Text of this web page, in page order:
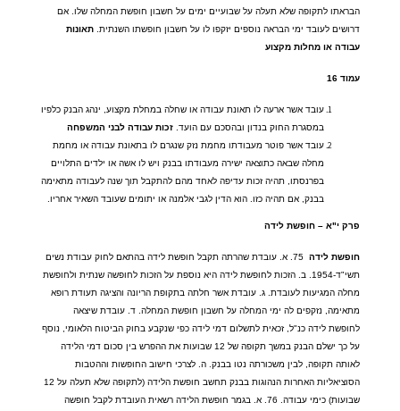
הבראתו לתקופה שלא תעלה על שבועיים ימים על חשבון חופשת המחלה שלו אם
דרושים לעובד ימי הבראה נוספים יזקפו לו על חשבון חופשתו השנתית תאונות
עבודה או מחלות מקצוע
עמוד
עובד אשר ארעה לו תאונת עבודה או שחלה במחלת מקצוע
ינהג הבנק כלפיו
במסגרת החוק בנדון ובהסכם עם הועד זכות עבודה לבני המשפחה
עובד אשר פוטר מעבודתו מחמת נזק שנגרם לו בתאונת עבודה או מחמת
מחלה שבאה כתוצאה ישירה מעבודתו בבנק ויש לו אשה או ילדים התלויים
בפרנסתו תהיה זכות עדיפה לאחד מהם להתקבל תוך שנה לעבודה מתאימה
בבנק אם תהיה כזו הוא הדין לגבי אלמנה או יתומים שעובד השאיר אחריו
פרק י"א – חופשת לידה
חופשת לידה 75. א עובדת שהרתה תקבל חופשת לידה בהתאם לחוק עבודת נשים
תשי"ד-1954. ב הזכות לחופשת לידה היא נוספת על הזכות לחופשה שנתית ולחופשת
מחלה המגיעות לעובדת ג עובדת אשר חלתה בתקופת הריונה והציגה תעודת רופא
מתאימה נזקפים לה ימי המחלה על חשבון חופשת המחלה ד עובדת שיצאה
לחופשת לידה כנ"ל זכאית לתשלום דמי לידה כפי שנקבע בחוק הביטוח הלאומי נוסף
על כך ישלם הבנק במשך תקופה של
שבועות את ההפרש בין סכום דמי הלידה
לאותה תקופה לבין משכורתה נטו בבנק ה לצרכי חישוב החופשות וההטבות
הסוציאליות האחרות הנהוגות בבנק תחשב חופשת הלידה (לתקופה שלא תעלה על
שבועות) כימי עבודה א
בגמר חופשת הלידה רשאית העובדת לקבל חופשה